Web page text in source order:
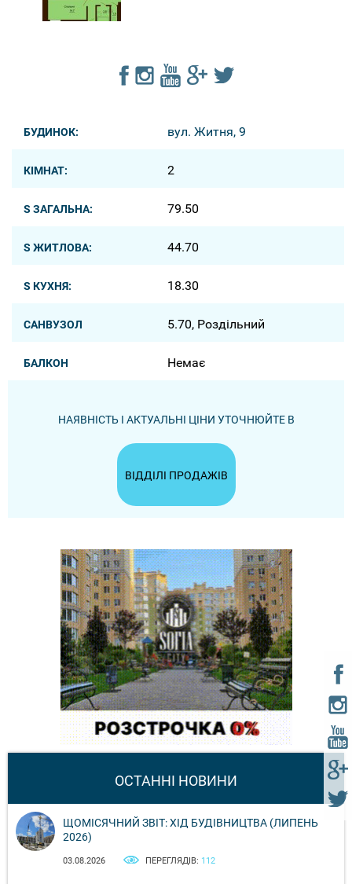
БУДИНОК: вул. Житня, 9
КІМНАТ: 2
S ЗАГАЛЬНА: 79.50
S ЖИТЛОВА: 44.70
S КУХНЯ: 18.30
САНВУЗОЛ 5.70, Роздільний
БАЛКОН Немає
НАЯВНІСТЬ І АКТУАЛЬНІ ЦІНИ УТОЧНЮЙТЕ В
ВІДДІЛІ ПРОДАЖІВ
ОСТАННІ НОВИНИ
ЩОМІСЯЧНИЙ ЗВІТ: ХІД БУДІВНИЦТВА (ЛИПЕНЬ
2026)
03.08.2026 ПЕРЕГЛЯДІВ: 112